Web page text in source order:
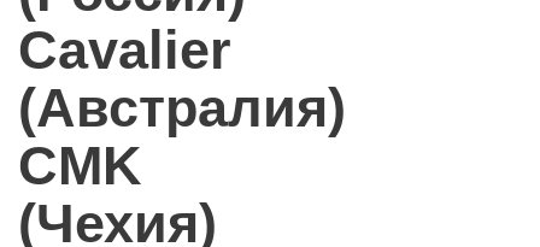
Cavalier
(Австралия)
CMK
(Чехия)